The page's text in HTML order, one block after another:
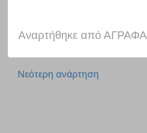
Αναρτήθηκε από ΑΓΡΑΦΑ
Νεότερη ανάρτηση